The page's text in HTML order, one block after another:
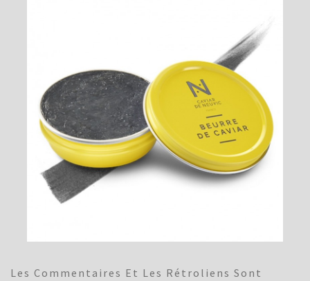
Les Commentaires Et Les Rétroliens Sont